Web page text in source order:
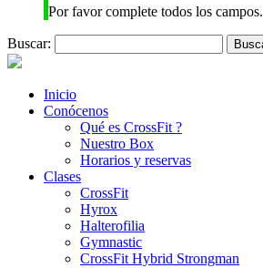
Por favor complete todos los campos.
Buscar:
Inicio
Conócenos
Qué es CrossFit ?
Nuestro Box
Horarios y reservas
Clases
CrossFit
Hyrox
Halterofilia
Gymnastic
CrossFit Hybrid Strongman